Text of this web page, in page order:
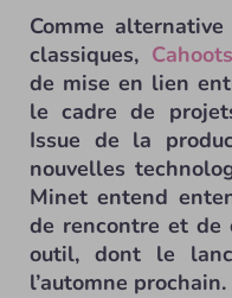
Comme
classiques, Cahoots
de mise en lien
le cadre de
Issue de la
nouvelles
Minet entend
de rencontre et de
outil, dont le
l’automne prochain.